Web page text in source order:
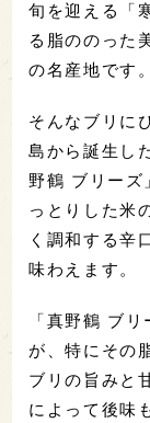
旬を迎える「
る脂ののった
の名産地です。
そんなブリに
島から誕生し
野鶴 ブリーズ
っとりした米
く調和する辛
味わえます。
「真野鶴 ブ
が、特にその
ブリの旨みと
によって後味